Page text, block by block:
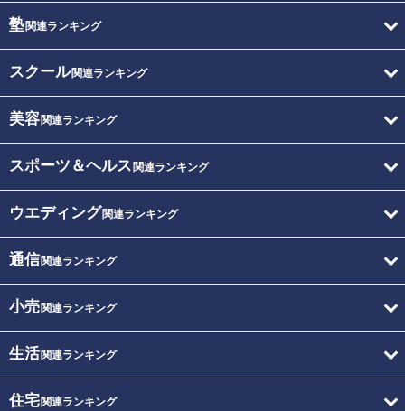
塾関連ランキング
スクール関連ランキング
美容関連ランキング
スポーツ＆ヘルス 関連ランキング
ウエディング関連ランキング
通信関連ランキング
小売関連ランキング
生活関連ランキング
住宅関連ランキング